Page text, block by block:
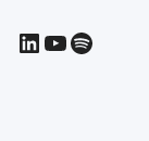
LinkedIn
YouTube
Spotify